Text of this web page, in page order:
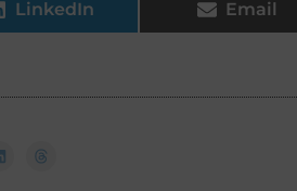
LinkedIn Email